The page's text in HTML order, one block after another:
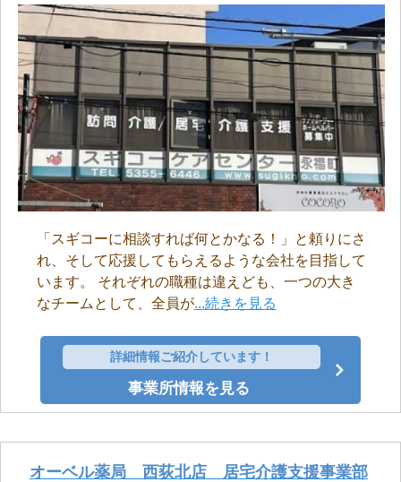
「スギコーに相談すれば何とかなる！」と頼りにさ
れ、そして応援してもらえるような会社を目指して
います。 それぞれの職種は違えども、一つの大き
なチームとして、全員が...続きを見る
詳細情報ご紹介しています！
事業所情報を見る
オーベル薬局 西荻北店 居宅介護支援事業部